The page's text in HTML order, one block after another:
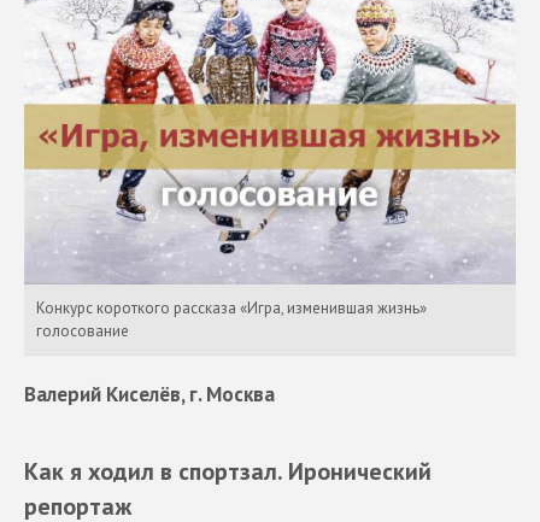
Конкурс короткого рассказа «Игра, изменившая жизнь»
голосование
Валерий Киселёв, г. Москва
Как я ходил в спортзал. Иронический
репортаж